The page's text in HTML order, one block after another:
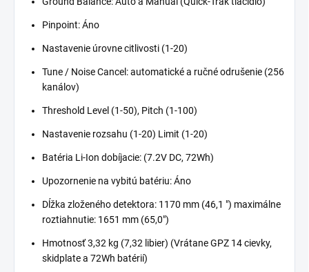
Pinpoint: Áno
Nastavenie úrovne citlivosti (1-20)
Tune / Noise Cancel: automatické a ručné odrušenie (256
kanálov)
Threshold Level (1-50), Pitch (1-100)
Nastavenie rozsahu (1-20) Limit (1-20)
Batéria Li-Ion dobíjacie: (7.2V DC, 72Wh)
Upozornenie na vybitú batériu: Áno
Dĺžka zloženého detektora: 1170 mm (46,1 ") maximálne
roztiahnutie: 1651 mm (65,0")
Hmotnosť 3,32 kg (7,32 libier) (Vrátane GPZ 14 cievky,
skidplate a 72Wh batérií)